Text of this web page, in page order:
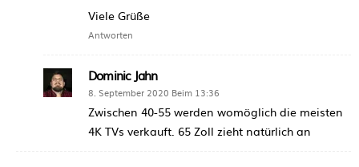
Viele Grüße
Antworten
Dominic Jahn
8. September 2020 Beim 13:36
Zwischen 40-55 werden womöglich die meisten
4K TVs verkauft. 65 Zoll zieht natürlich an